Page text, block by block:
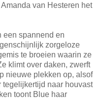
van Hesteren het
een spannend en
zorgeloze
te broeien waarin ze
klimt over daken, zwerft
nieuwe plekken op, alsof
tegelijkertijd naar houvast
toont Blue haar